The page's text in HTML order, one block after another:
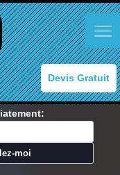
Devis Gratuit